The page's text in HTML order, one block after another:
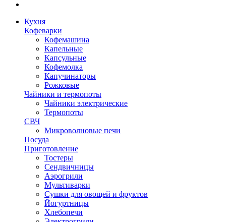
Кухня
Кофеварки
Кофемашина
Капельные
Капсульные
Кофемолка
Капучинаторы
Рожковые
Чайники и термопоты
Чайники электрические
Термопоты
СВЧ
Микроволновые печи
Посуда
Приготовление
Тостеры
Сендвичницы
Аэрогрили
Мультиварки
Сушки для овощей и фруктов
Йогуртницы
Хлебопечи